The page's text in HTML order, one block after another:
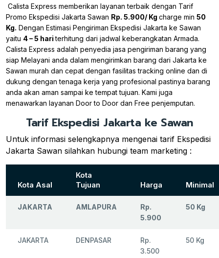
Calista Express memberikan layanan terbaik dengan Tarif
Promo Ekspedisi Jakarta Sawan Rp. 5.900/ Kg charge min 50
Kg. Dengan Estimasi Pengiriman Ekspedisi Jakarta ke Sawan
yaitu 4 – 5 hariterhitung dari jadwal keberangkatan Armada.
Calista Express adalah penyedia jasa pengiriman barang yang
siap Melayani anda dalam mengirimkan barang dari Jakarta ke
Sawan murah dan cepat dengan fasilitas tracking online dan di
dukung dengan tenaga kerja yang profesional pastinya barang
anda akan aman sampai ke tempat tujuan. Kami juga
menawarkan layanan Door to Door dan Free penjemputan.
Tarif Ekspedisi Jakarta ke Sawan
Untuk informasi selengkapnya mengenai tarif Ekspedisi
Jakarta Sawan silahkan hubungi team marketing :
Kota Asal
Kota
Tujuan
Harga Minimal
JAKARTA AMLAPURA
Rp.
5.900
50 Kg
JAKARTA DENPASAR
Rp.
3.500
50 Kg